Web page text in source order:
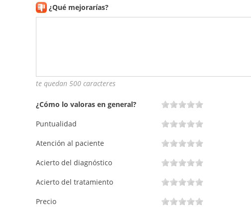
¿Qué mejorarías?
te quedan 500 caracteres
¿Cómo lo valoras en general?
Puntualidad
Atención al paciente
Acierto del diagnóstico
Acierto del tratamiento
Precio